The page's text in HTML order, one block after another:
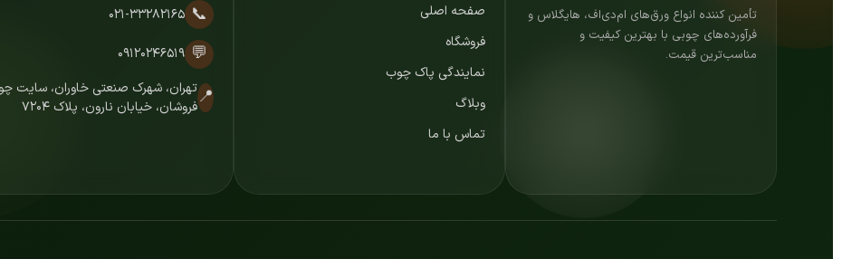
تأمین کننده انواع ورق‌های ام‌دی‌اف، هایگلاس و
فرآورده‌های چوبی با بهترین کیفیت و
مناسب‌ترین قیمت.
صفحه اصلی
فروشگاه
نمایندگی پاک چوب
وبلاگ
تماس با ما
📞 ۰۲۱-۳۳۲۸۲۱۶۵
💬 ۰۹۱۲۰۲۴۶۵۱۹
📍تهران، شهرک صنعتی خاوران، سایت
فروشان، خیابان نارون، پلاک ۷۲۰۴